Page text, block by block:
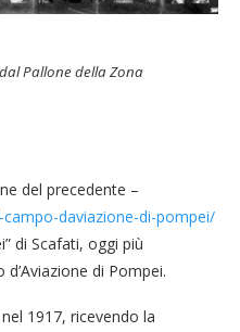
Pallone della Zona
del precedente –
daviazione-di-pompei/
di Scafati, oggi più
di Pompei.
1917, ricevendo la